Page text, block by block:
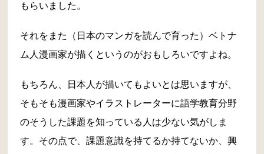
もらいました。
それをまた（日本のマンガを読んで育った）ベトナ
ム人漫画家が描くというのがおもしろいですよね。
もちろん、日本人が描いてもよいとは思いますが、
そもそも漫画家やイラストレーターに語学教育分野
のそうした課題を知っている人は少ない気がしま
す。その点で、課題意識を持てるか持てないか、興